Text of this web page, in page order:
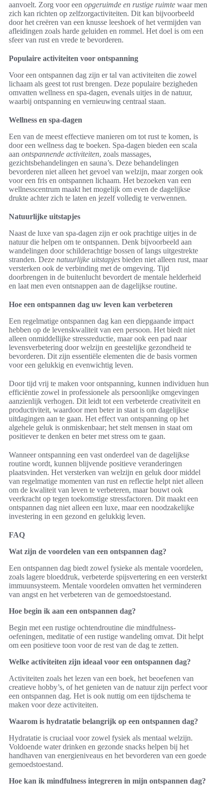
aanvoelt. Zorg voor een opgeruimde en rustige ruimte waar men
zich kan richten op zelfzorgactiviteiten. Dit kan bijvoorbeeld
door het creëren van een knusse leeshoek of het vermijden van
afleidingen zoals harde geluiden en rommel. Het doel is om een
sfeer van rust en vrede te bevorderen.
Populaire activiteiten voor ontspanning
Voor een ontspannen dag zijn er tal van activiteiten die zowel
lichaam als geest tot rust brengen. Deze populaire bezigheden
omvatten wellness en spa-dagen, evenals uitjes in de natuur,
waarbij ontspanning en vernieuwing centraal staan.
Wellness en spa-dagen
Een van de meest effectieve manieren om tot rust te komen, is
door een wellness dag te boeken. Spa-dagen bieden een scala
aan ontspannende activiteiten, zoals massages,
gezichtsbehandelingen en sauna’s. Deze behandelingen
bevorderen niet alleen het gevoel van welzijn, maar zorgen ook
voor een fris en ontspannen lichaam. Het bezoeken van een
wellnesscentrum maakt het mogelijk om even de dagelijkse
drukte achter zich te laten en jezelf volledig te verwennen.
Natuurlijke uitstapjes
Naast de luxe van spa-dagen zijn er ook prachtige uitjes in de
natuur die helpen om te ontspannen. Denk bijvoorbeeld aan
wandelingen door schilderachtige bossen of langs uitgestrekte
stranden. Deze natuurlijke uitstapjes bieden niet alleen rust, maar
versterken ook de verbinding met de omgeving. Tijd
doorbrengen in de buitenlucht bevordert de mentale helderheid
en laat men even ontsnappen aan de dagelijkse routine.
Hoe een ontspannen dag uw leven kan verbeteren
Een regelmatige ontspannen dag kan een diepgaande impact
hebben op de levenskwaliteit van een persoon. Het biedt niet
alleen onmiddellijke stressreductie, maar ook een pad naar
levensverbetering door welzijn en geestelijke gezondheid te
bevorderen. Dit zijn essentiële elementen die de basis vormen
voor een gelukkig en evenwichtig leven.
Door tijd vrij te maken voor ontspanning, kunnen individuen hun
efficiëntie zowel in professionele als persoonlijke omgevingen
aanzienlijk verhogen. Dit leidt tot een verbeterde creativiteit en
productiviteit, waardoor men beter in staat is om dagelijkse
uitdagingen aan te gaan. Het effect van ontspanning op het
algehele geluk is onmiskenbaar; het stelt mensen in staat om
positiever te denken en beter met stress om te gaan.
Wanneer ontspanning een vast onderdeel van de dagelijkse
routine wordt, kunnen blijvende positieve veranderingen
plaatsvinden. Het versterken van welzijn en geluk door middel
van regelmatige momenten van rust en reflectie helpt niet alleen
om de kwaliteit van leven te verbeteren, maar bouwt ook
veerkracht op tegen toekomstige stressfactoren. Dit maakt een
ontspannen dag niet alleen een luxe, maar een noodzakelijke
investering in een gezond en gelukkig leven.
FAQ
Wat zijn de voordelen van een ontspannen dag?
Een ontspannen dag biedt zowel fysieke als mentale voordelen,
zoals lagere bloeddruk, verbeterde spijsvertering en een versterkt
immuunsysteem. Mentale voordelen omvatten het verminderen
van angst en het verbeteren van de gemoedstoestand.
Hoe begin ik aan een ontspannen dag?
Begin met een rustige ochtendroutine die mindfulness-
oefeningen, meditatie of een rustige wandeling omvat. Dit helpt
om een positieve toon voor de rest van de dag te zetten.
Welke activiteiten zijn ideaal voor een ontspannen dag?
Activiteiten zoals het lezen van een boek, het beoefenen van
creatieve hobby’s, of het genieten van de natuur zijn perfect voor
een ontspannen dag. Het is ook nuttig om een tijdschema te
maken voor deze activiteiten.
Waarom is hydratatie belangrijk op een ontspannen dag?
Hydratatie is cruciaal voor zowel fysiek als mentaal welzijn.
Voldoende water drinken en gezonde snacks helpen bij het
handhaven van energieniveaus en het bevorderen van een goede
gemoedstoestand.
Hoe kan ik mindfulness integreren in mijn ontspannen dag?